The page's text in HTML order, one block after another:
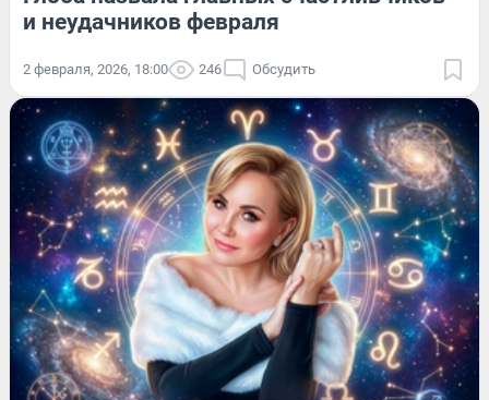
и неудачников февраля
2 февраля, 2026, 18:00 246 Обсудить